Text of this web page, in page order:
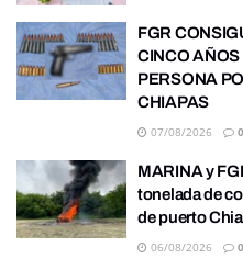
FGR
CINCO
PERSONA
CHIAPAS
07/08/2026 0
MARINA y
tonelada de
de puerto
06/08/2026 0